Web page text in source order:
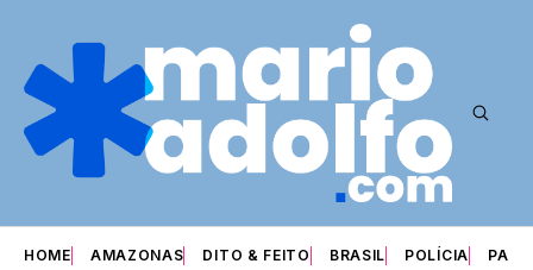
HOME AMAZONAS DITO & FEITO BRASIL POLÍCIA